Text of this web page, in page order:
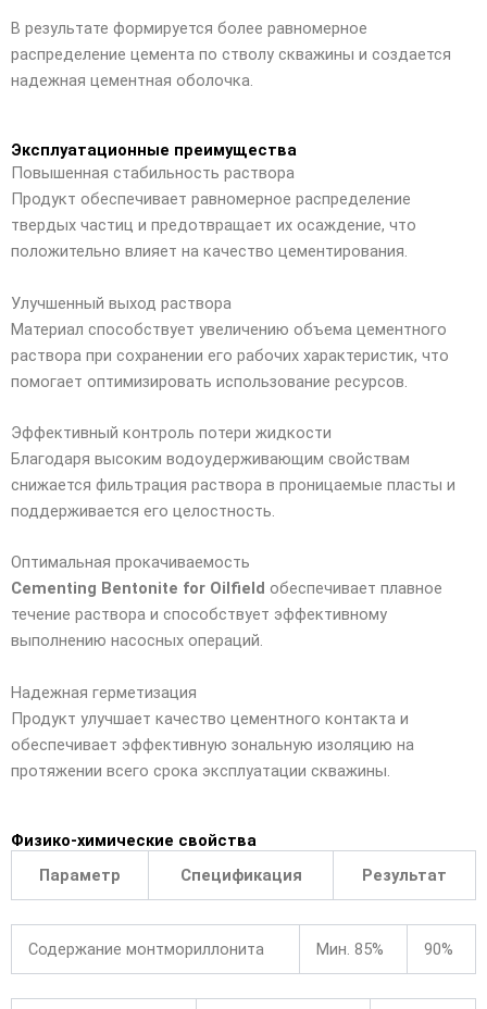
В результате формируется более равномерное
распределение цемента по стволу скважины и создается
надежная цементная оболочка.
Эксплуатационные преимущества
Повышенная стабильность раствора
Продукт обеспечивает равномерное распределение
твердых частиц и предотвращает их осаждение, что
положительно влияет на качество цементирования.
Улучшенный выход раствора
Материал способствует увеличению объема цементного
раствора при сохранении его рабочих характеристик, что
помогает оптимизировать использование ресурсов.
Эффективный контроль потери жидкости
Благодаря высоким водоудерживающим свойствам
снижается фильтрация раствора в проницаемые пласты и
поддерживается его целостность.
Оптимальная прокачиваемость
Cementing Bentonite for Oilfield обеспечивает плавное
течение раствора и способствует эффективному
выполнению насосных операций.
Надежная герметизация
Продукт улучшает качество цементного контакта и
обеспечивает эффективную зональную изоляцию на
протяжении всего срока эксплуатации скважины.
Физико-химические свойства
Параметр
Спецификация Результат
Содержание монтмориллонита Мин. 85% 90%